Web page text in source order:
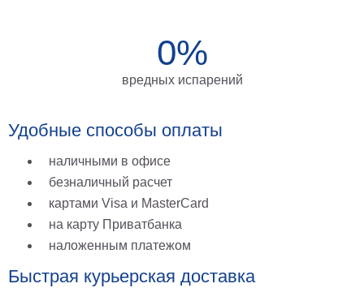
0%
вредных испарений
Удобные способы оплаты
наличными в офисе
безналичный расчет
картами Visa и MasterCard
на карту Приватбанка
наложенным платежом
Быстрая курьерская доставка